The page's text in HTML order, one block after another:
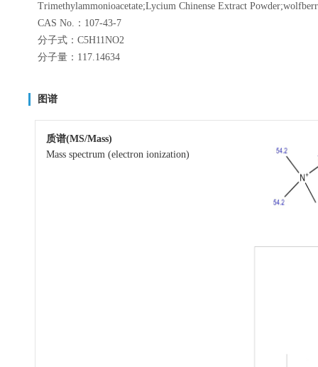
Trimethylammonioacetate;Lycium Chinense Extract
CAS No.：107-43-7
分子式：C5H11NO2
分子量：117.14634
图谱
质谱(MS/Mass)
Mass spectrum (electron ionization)